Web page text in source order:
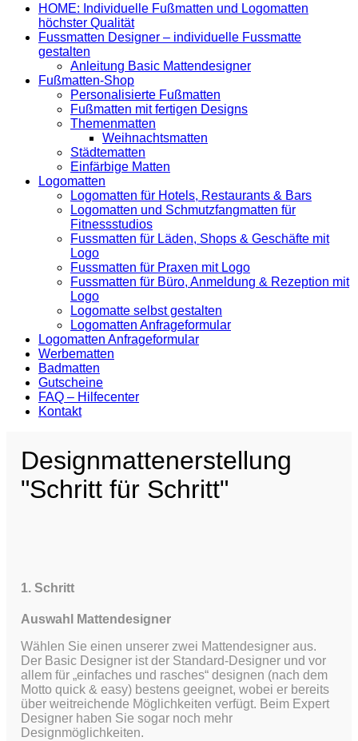
HOME: Individuelle Fußmatten und Logomatten
höchster Qualität
Fussmatten Designer – individuelle Fussmatte
gestalten
Anleitung Basic Mattendesigner
Fußmatten-Shop
Personalisierte Fußmatten
Fußmatten mit fertigen Designs
Themenmatten
Weihnachtsmatten
Städtematten
Einfärbige Matten
Logomatten
Logomatten für Hotels, Restaurants & Bars
Logomatten und Schmutzfangmatten für
Fitnessstudios
Fussmatten für Läden, Shops & Geschäfte mit
Logo
Fussmatten für Praxen mit Logo
Fussmatten für Büro, Anmeldung & Rezeption mit
Logo
Logomatte selbst gestalten
Logomatten Anfrageformular
Logomatten Anfrageformular
Werbematten
Badmatten
Gutscheine
FAQ – Hilfecenter
Kontakt
Designmattenerstellung
"Schritt für Schritt"
1. Schritt
Auswahl Mattendesigner
Wählen Sie einen unserer zwei Mattendesigner aus.
Der Basic Designer ist der Standard-Designer und vor
allem für „einfaches und rasches“ designen (nach dem
Motto quick & easy) bestens geeignet, wobei er bereits
über weitreichende Möglichkeiten verfügt. Beim Expert
Designer haben Sie sogar noch mehr
Designmöglichkeiten.